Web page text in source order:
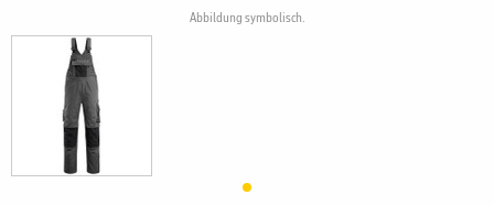
Abbildung symbolisch.